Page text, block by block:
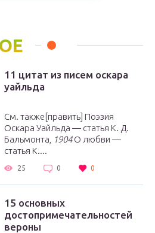
11 цитат из писем оскара
уайльда
См. также[править] Поэзия
Оскара Уайльда — статья К. Д.
Бальмонта, 1904О любви —
статья К....
25 0 0
15 основных
достопримечательностей
вероны